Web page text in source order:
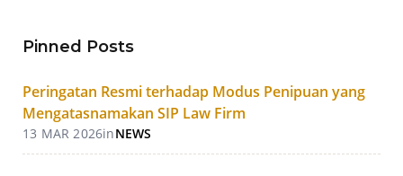
Pinned Posts
Peringatan Resmi terhadap Modus Penipuan yang
Mengatasnamakan SIP Law Firm
13 MAR 2026inNEWS